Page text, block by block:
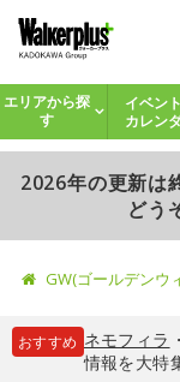
エリアから探
す
イベント
カレン
2026年の更新は
どう
GW(ゴールデンウ
おすすめ ネモフィラ ・
情報を大特